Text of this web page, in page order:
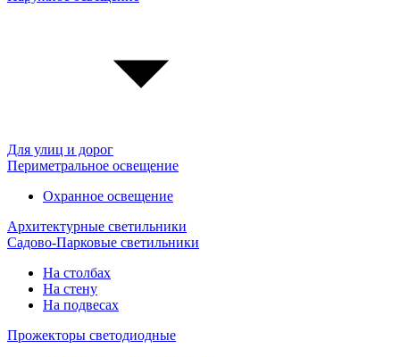
Для улиц и дорог
Периметральное освещение
Охранное освещение
Архитектурные светильники
Садово-Парковые светильники
На столбах
На стену
На подвесах
Прожекторы светодиодные